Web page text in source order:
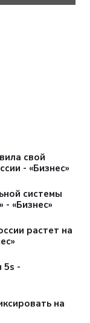
свой
- «Бизнес»
системы
- «Бизнес»
растет на
5s -
на